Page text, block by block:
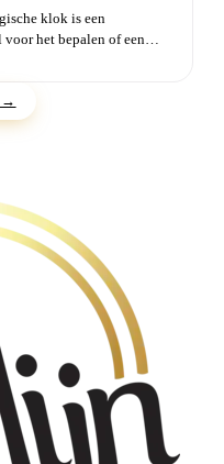
klok is een
het bepalen of een
→